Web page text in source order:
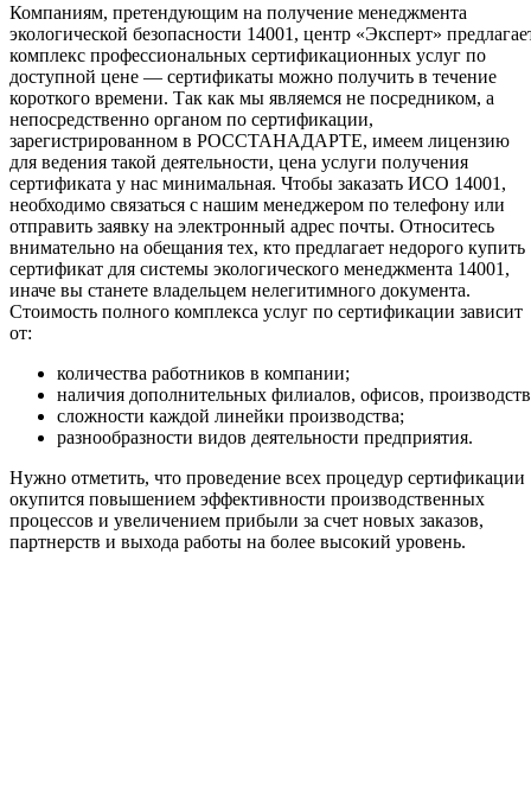
Компаниям, претендующим на получение менеджмента
экологической безопасности 14001, центр «Эксперт»
комплекс профессиональных сертификационных услуг по
доступной цене — сертификаты можно получить в течение
короткого времени. Так как мы являемся не посредником, а
непосредственно органом по сертификации,
зарегистрированном в РОССТАНАДАРТЕ, имеем лицензию
для ведения такой деятельности, цена услуги получения
сертификата у нас минимальная. Чтобы заказать ИСО 14001,
необходимо связаться с нашим менеджером по телефону или
отправить заявку на электронный адрес почты. Относитесь
внимательно на обещания тех, кто предлагает недорого купить
сертификат для системы экологического менеджмента 14001,
иначе вы станете владельцем нелегитимного документа.
Стоимость полного комплекса услуг по сертификации зависит
от:
количества работников в компании;
наличия дополнительных филиалов, офисов,
сложности каждой линейки производства;
разнообразности видов деятельности предприятия.
Нужно отметить, что проведение всех процедур сертификации
окупится повышением эффективности производственных
процессов и увеличением прибыли за счет новых заказов,
партнерств и выхода работы на более высокий уровень.